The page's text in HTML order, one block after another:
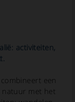
activiteiten,
een
met het